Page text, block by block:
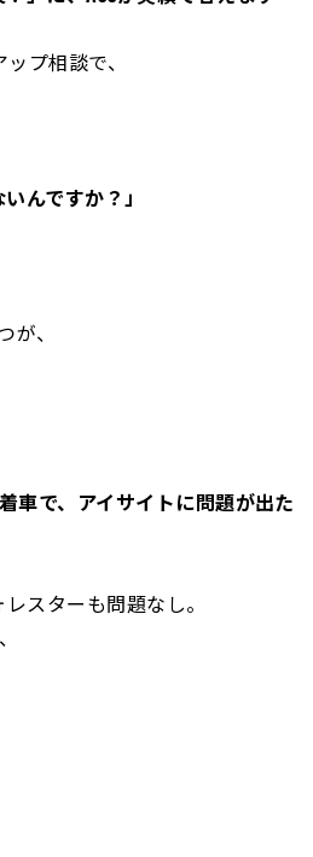
プ相談で、
んですか？」
が、
車で、アイサイトに問題が出た
スターも問題なし。